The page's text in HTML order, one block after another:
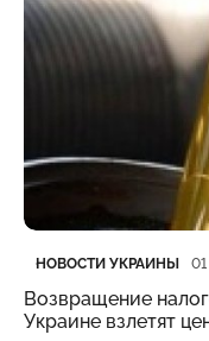
Категория
НОВОСТИ УКРАИНЫ
Дата публикации
Возвращение
Украине взлетят